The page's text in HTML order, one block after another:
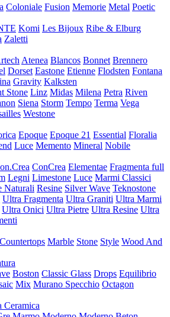
Coloniale Fusion Memorie Metal Poetic
Komi Les Bijoux Ribe & Elburg
Zaletti
Atenea Blancos Bonnet Brennero
Dorset Eastone Etienne Flodsten Fontana
Gravity Kalksten
Stone Linz Midas Milena Petra Riven
Siena Storm Tempo Terma Vega
Westone
Epoque Epoque 21 Essential Floralia
Luce Memento Mineral Nobile
ConCrea Elementae Fragmenta full
Legni Limestone Luce Marmi Classici
Naturali Resine Silver Wave Teknostone
Ultra Fragmenta Ultra Graniti Ultra Marmi
Ultra Onici Ultra Pietre Ultra Resine Ultra
Countertops Marble Stone Style Wood And
Boston Classic Glass Drops Equilibrio
Mix Murano Specchio Octagon